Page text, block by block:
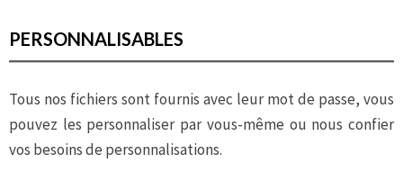
PERSONNALISABLES
Tous nos fichiers sont fournis avec leur mot de passe, vous
pouvez les personnaliser par vous-même ou nous confier
vos besoins de personnalisations.